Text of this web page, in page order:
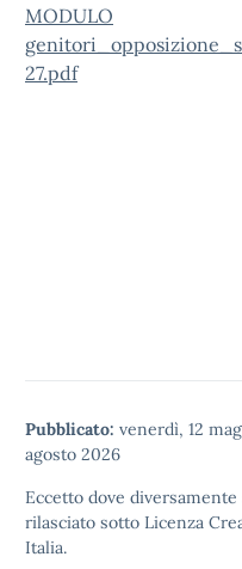
MODULO
27.pdf
Pubblicato: venerdì, 12
agosto 2026
Eccetto dove
rilasciato sotto Licenza
Italia.